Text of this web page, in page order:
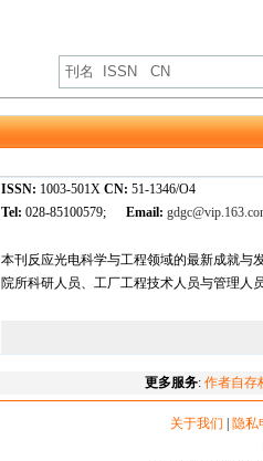
ISSN: 1003-501X CN: 51-1346/O4
Tel: 028-85100579; Email:
本刊反应光电科学与工程领域的最新成就与
院所科研人员、工厂工程技术人员与管理人
更多服务: 作者自存
关于我们
隐私